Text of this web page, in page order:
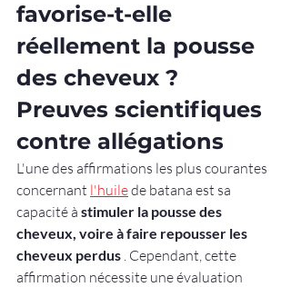
favorise-t-elle
réellement la pousse
des cheveux ?
Preuves scientifiques
contre allégations
L'une des affirmations les plus courantes
concernant l'huile de batana est sa
capacité à stimuler la pousse des
cheveux, voire à faire repousser les
cheveux perdus . Cependant, cette
affirmation nécessite une évaluation